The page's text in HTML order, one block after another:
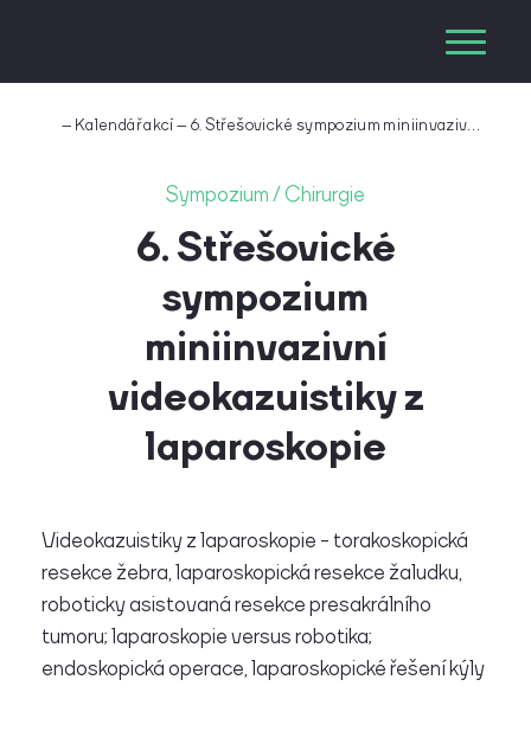
– Kalendář akcí– 6. Střešovické sympozium miniinvazivní videokazuistiky z laparoskopie
Sympozium / Chirurgie
6. Střešovické
sympozium
miniinvazivní
videokazuistiky z
laparoskopie
Videokazuistiky z laparoskopie - torakoskopická
resekce žebra, laparoskopická resekce žaludku,
roboticky asistovaná resekce presakrálního
tumoru; laparoskopie versus robotika;
endoskopická operace, laparoskopické řešení kýly